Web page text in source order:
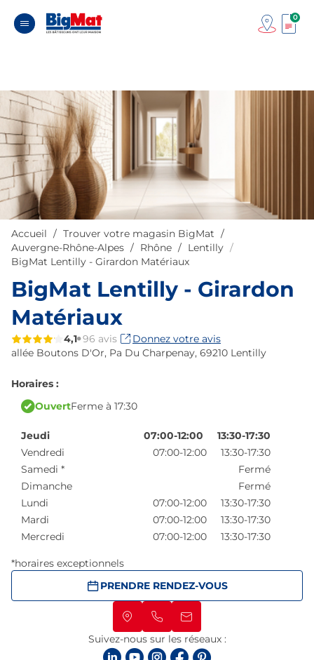
0
Accueil
Trouver votre magasin BigMat
Auvergne-Rhône-Alpes
Rhône
Lentilly
BigMat Lentilly - Girardon Matériaux
BigMat Lentilly - Girardon
Matériaux
4,1 96 avis
Donnez votre avis
allée Boutons D'Or, Pa Du Charpenay, 69210 Lentilly
Horaires :
OuvertFerme à 17:30
Jeudi 07:00-12:00
13:30-17:30
Vendredi
07:00-12:00
13:30-17:30
Samedi *
Fermé
Dimanche
Fermé
Lundi
07:00-12:00
13:30-17:30
Mardi
07:00-12:00
13:30-17:30
Mercredi
07:00-12:00 13:30-17:30
*horaires exceptionnels
PRENDRE RENDEZ-VOUS
Suivez-nous sur les réseaux :